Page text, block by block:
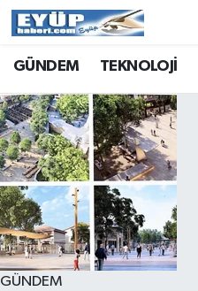
GÜNDEM TEKNOLOJİ
GÜNDEM